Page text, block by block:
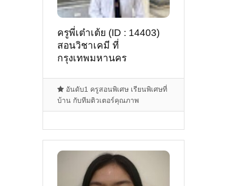
ครูพี่เต๋าเต้ย (ID : 14403)
สอนวิชาเคมี ที่
กรุงเทพมหานคร
อันดับ1 ครูสอนพิเศษ เรียนพิเศษที่
บ้าน กับทีมติวเตอร์คุณภาพ